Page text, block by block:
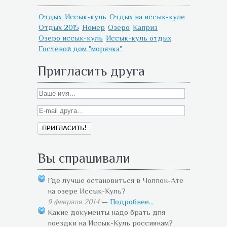
Отдых Иссык-куль Отдых на иссык-куле
Отдых 2015 Номер Озеро Каприз
Озеро иссык-куль Иссык-куль отдых
Гостевой дом "морячка"
Пригласить друга
Вы спрашивали
Где лучше остановиться в Чолпон-Ате
на озере Иссык-Куль?
9 февраля 2014— Подробнее...
Какие документы надо брать для
поездки на Иссык-Куль россиянам?